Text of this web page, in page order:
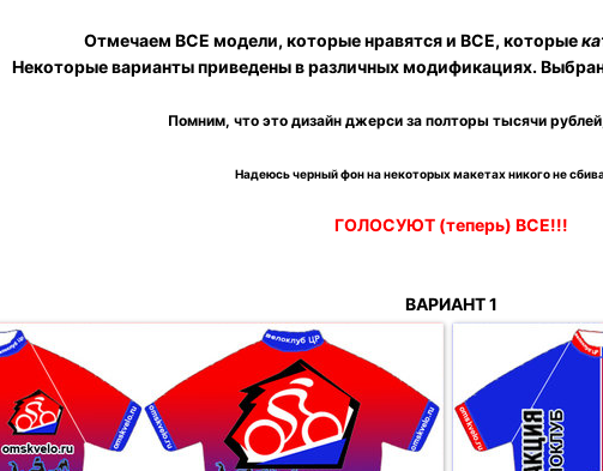
Отмечаем ВСЕ модели, которые нравятся и ВСЕ, которые
Некоторые варианты приведены в различных модификациях.
Помним, что это дизайн джерси за полторы тысячи
Надеюсь черный фон на некоторых макетах никого не
ГОЛОСУЮТ (теперь) ВСЕ!!!
ВАРИАНТ 1